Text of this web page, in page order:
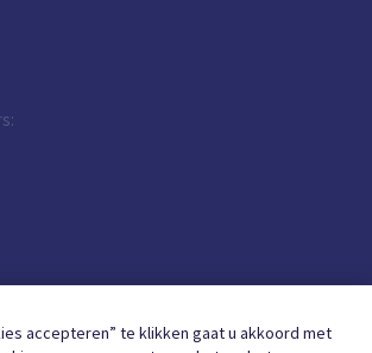
accepteren” te klikken gaat u akkoord met